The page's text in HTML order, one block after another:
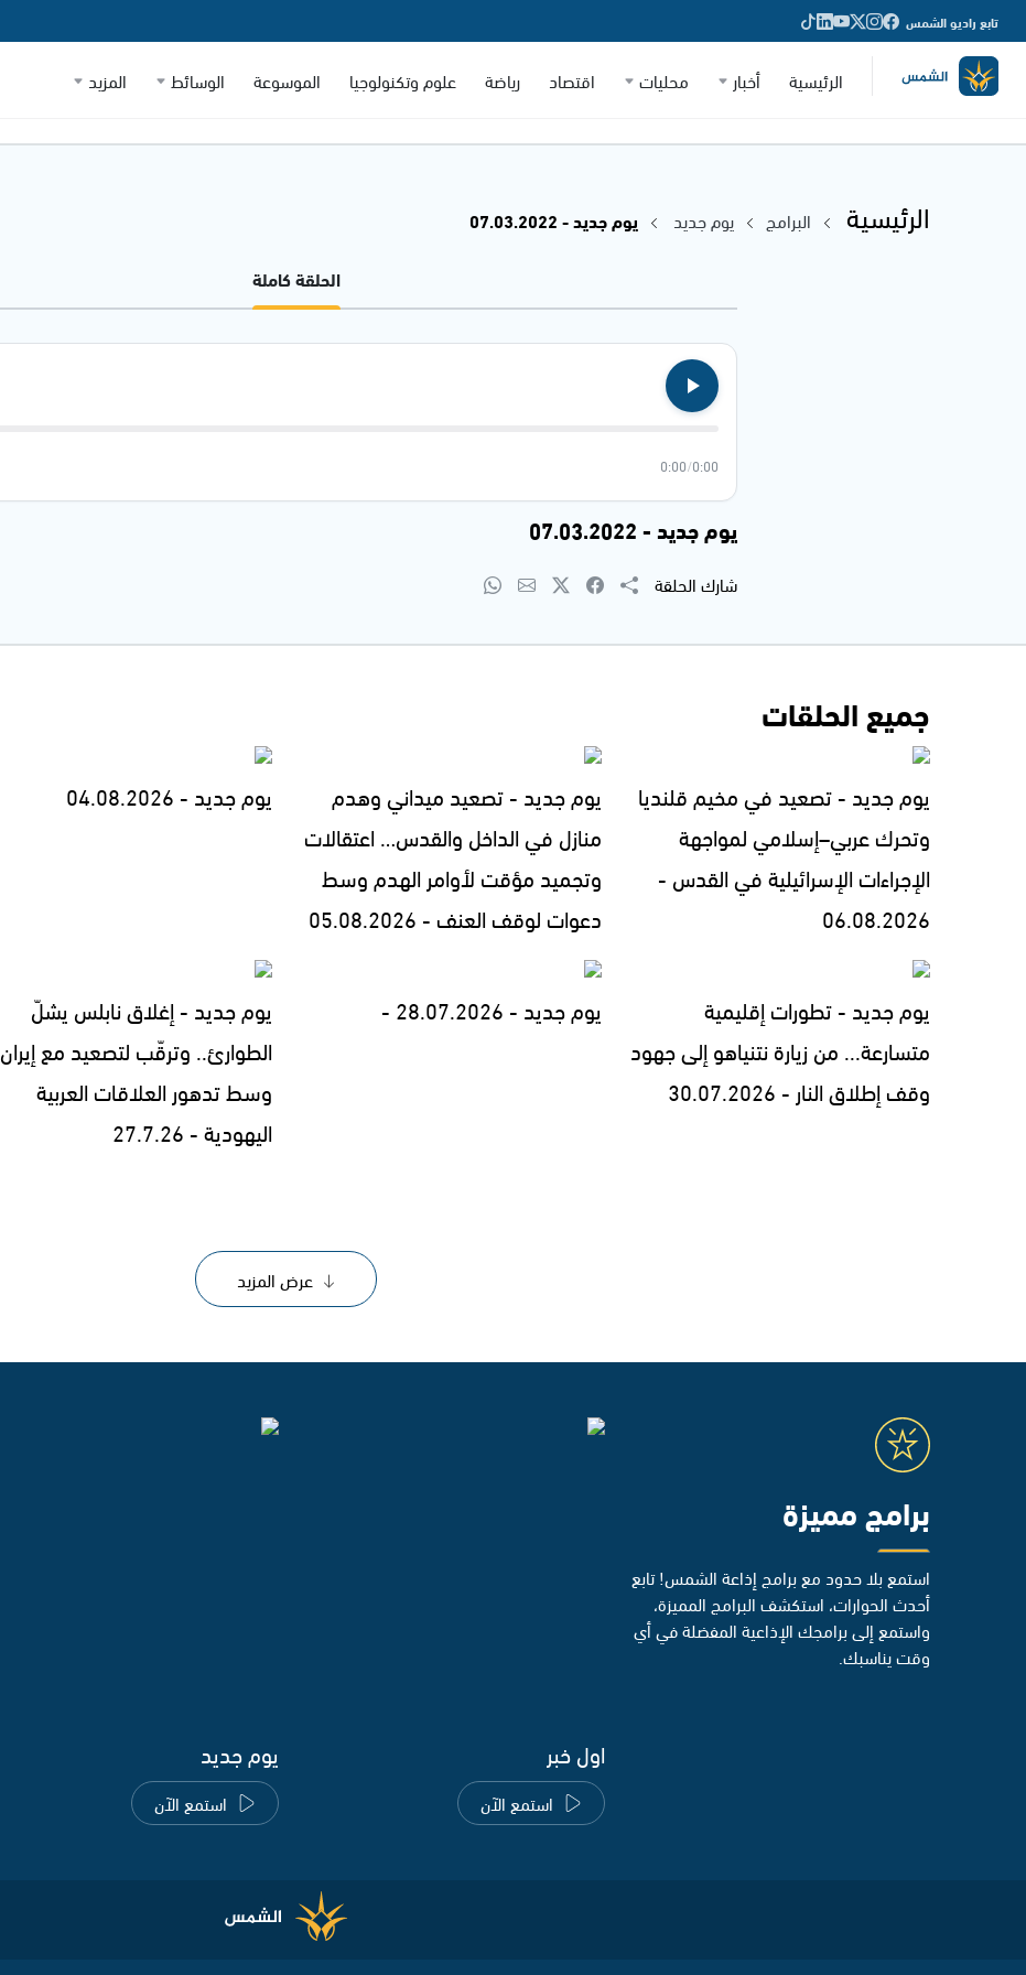
تابع راديو الشمس
الرئيسية أخبار محليات اقتصاد رياضة علوم وتكنولوجيا الموسوعة الوسائط المزيد
الرئيسية البرامج يوم جديد
يوم جديد - 07.03.2022
الحلقة كاملة
0:00
/
0:00
يوم جديد - 07.03.2022
شارك الحلقة
جميع الحلقات
يوم جديد - تصعيد في مخيم قلنديا
وتحرك عربي–إسلامي لمواجهة
الإجراءات الإسرائيلية في القدس -
06.08.2026
يوم جديد - تصعيد ميداني وهدم
منازل في الداخل والقدس… اعتقالات
وتجميد مؤقت لأوامر الهدم وسط
دعوات لوقف العنف - 05.08.2026
يوم جديد - 04.08.2026
يوم جديد - تطورات إقليمية
متسارعة... من زيارة نتنياهو إلى جهود
وقف إطلاق النار - 30.07.2026
يوم جديد - 28.07.2026 -
يوم جديد - إغلاق نابلس يشلّ
الطوارئ.. وترقّب لتصعيد مع إيران
وسط تدهور العلاقات العربية
اليهودية - 27.7.26
عرض المزيد
برامج مميزة
استمع بلا حدود مع برامج إذاعة الشمس! تابع
أحدث الحوارات، استكشف البرامج المميزة،
واستمع إلى برامجك الإذاعية المفضلة في أي
وقت يناسبك.
اول خبر
استمع الآن
يوم جديد
استمع الآن